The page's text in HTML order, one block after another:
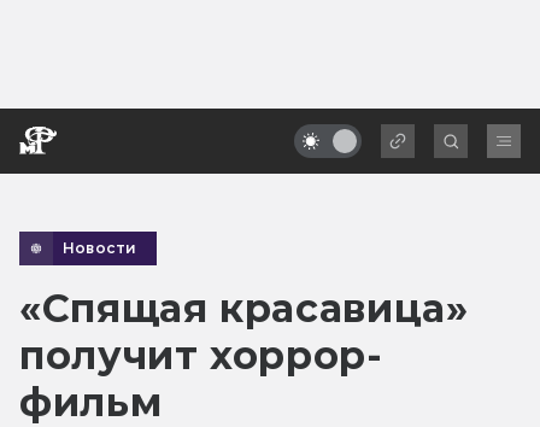
Новости
«Спящая красавица»
получит хоррор-
фильм